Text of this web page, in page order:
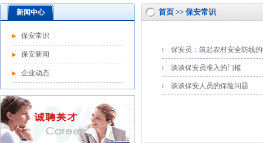
新闻中心
保安常识
保安新闻
企业动态
首页 >> 保安常识
保安员：筑起农村安全防线
谈谈保安员准入的门槛
谈谈保安人员的保险问题